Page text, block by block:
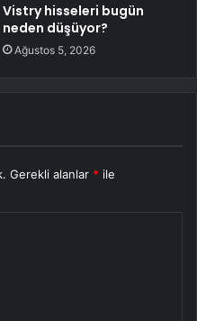
Vistry hisseleri bugün
neden düşüyor?
Ağustos 5, 2026
Gerekli alanlar * ile